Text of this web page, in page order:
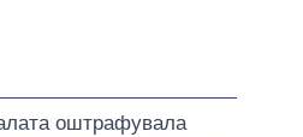
оштрафувала